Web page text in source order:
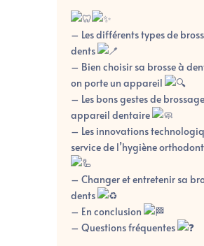
– Les différents types de
dents
– Bien choisir sa brosse à
on porte un appareil
– Les bons gestes de
appareil dentaire
– Les innovations
service de l’hygiène
– Changer et entretenir sa
dents
– En conclusion
– Questions fréquentes